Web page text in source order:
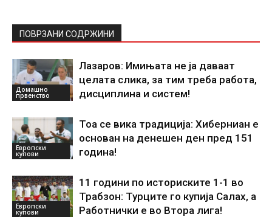
ПОВРЗАНИ СОДРЖИНИ
Домашно
првенство
Лазаров: Имињата не ја даваат
целата слика, за тим треба работа,
дисциплина и систем!
Европски
купови
Тоа се вика традиција: Хиберниан е
основан на денешен ден пред 151
година!
Европски
купови
11 години по историските 1-1 во
Трабзон: Турците го купија Салах, а
Работнички е во Втора лига!